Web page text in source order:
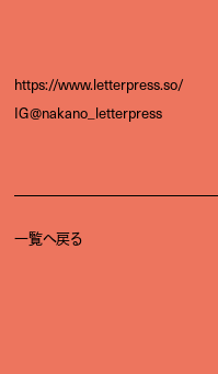
https://www.letterpress.so/
IG@nakano_letterpress
一覧へ戻る